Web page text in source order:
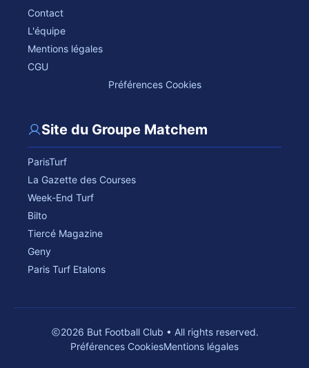
Contact
L'équipe
Mentions légales
CGU
Préférences Cookies
Site du Groupe Matchem
ParisTurf
La Gazette des Courses
Week-End Turf
Bilto
Tiercé Magazine
Geny
Paris Turf Etalons
2026 But Football Club • All rights reserved.
Préférences CookiesMentions légales